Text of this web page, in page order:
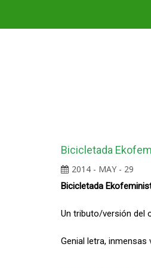
Bicicletada
2014 - MAY - 29
Bicicletada
Un tributo/versión del
Genial letra,